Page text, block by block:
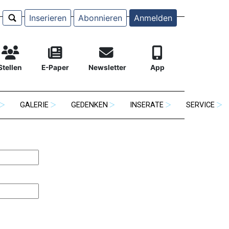
Inserieren Abonnieren Anmelden
E-Paper Newsletter App
GALERIE GEDENKEN INSERATE SERVICE